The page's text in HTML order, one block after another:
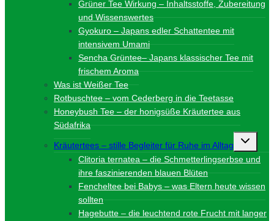
Grüner Tee Wirkung – Inhaltsstoffe, Zubereitung
und Wissenswertes
Gyokuro – Japans edler Schattentee mit
intensivem Umami
Sencha Grüntee– Japans klassischer Tee mit
frischem Aroma
Was ist Weißer Tee
Rotbuschtee – vom Cederberg in die Teetasse
Honeybush Tee – der honigsüße Kräutertee aus
Südafrika
Kräutertees – stille Begleiter für Ruhe im Alltag
Clitoria ternatea – die Schmetterlingserbse und
ihre faszinierenden blauen Blüten
Fencheltee bei Babys – was Eltern heute wissen
sollten
Hagebutte – die leuchtend rote Frucht mit langer